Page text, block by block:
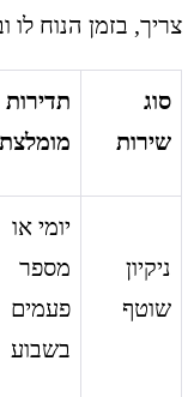
צריך, בזמן הנוח
סוג
שירות
תדירות
מומלצת
ניקיון
שוטף
יומי או
מספר
פעמים
בשבוע